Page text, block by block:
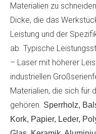
Materialien zu
Dicke, die das
Leistung und der
ab. Typische
– Laser mit höherer
industriellen
Materialien, die sich für
gehören. Sperrholz,
Kork, Papier, Leder,